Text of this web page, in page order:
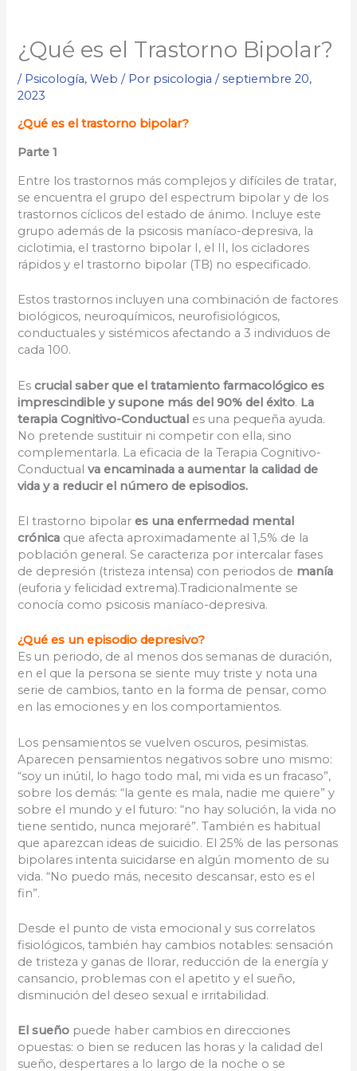
¿Qué es el Trastorno Bipolar?
/ Psicología,Web / Por psicologia/septiembre 20,
2023
¿Qué es el trastorno bipolar?
Parte 1
Entre los trastornos más complejos y difíciles de tratar,
se encuentra el grupo del espectrum bipolar y de los
trastornos cíclicos del estado de ánimo. Incluye este
grupo además de la psicosis maníaco-depresiva, la
ciclotimia, el trastorno bipolar I, el II, los cicladores
rápidos y el trastorno bipolar (TB) no especificado.
Estos trastornos incluyen una combinación de factores
biológicos, neuroquímicos, neurofisiológicos,
conductuales y sistémicos afectando a 3 individuos de
cada 100.
Escrucial saber que el tratamiento farmacológico es
imprescindible y supone más del 90% del éxito. La
terapia Cognitivo-Conductual es una pequeña ayuda.
No pretende sustituir ni competir con ella, sino
complementarla. La eficacia de la Terapia Cognitivo-
Conductualva encaminada a aumentar la calidad de
vida y a reducir el número de episodios.
El trastorno bipolares una enfermedad mental
crónica que afecta aproximadamente al 1,5% de la
población general. Se caracteriza por intercalar fases
de depresión (tristeza intensa) con periodos de manía
(euforia y felicidad extrema).Tradicionalmente se
conocía como psicosis maníaco-depresiva.
¿Qué es un episodio depresivo?
Es un periodo, de al menos dos semanas de duración,
en el que la persona se siente muy triste y nota una
serie de cambios, tanto en la forma de pensar, como
en las emociones y en los comportamientos.
Los pensamientos se vuelven oscuros, pesimistas.
Aparecen pensamientos negativos sobre uno mismo:
“soy un inútil, lo hago todo mal, mi vida es un fracaso”,
sobre los demás: “la gente es mala, nadie me quiere” y
sobre el mundo y el futuro: “no hay solución, la vida no
tiene sentido, nunca mejoraré”. También es habitual
que aparezcan ideas de suicidio. El 25% de las personas
bipolares intenta suicidarse en algún momento de su
vida. “No puedo más, necesito descansar, esto es el
fin”.
Desde el punto de vista emocional y sus correlatos
fisiológicos, también hay cambios notables: sensación
de tristeza y ganas de llorar, reducción de la energía y
cansancio, problemas con el apetito y el sueño,
disminución del deseo sexual e irritabilidad.
El sueño puede haber cambios en direcciones
opuestas: o bien se reducen las horas y la calidad del
sueño, despertares a lo largo de la noche o se